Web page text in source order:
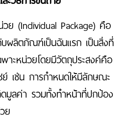
ย (Individual Package) คือ
ลิตภัณฑ์เป็นฉันแรก เป็นสิ่งที่
าะหน่วยโดยมีวัตถุประสงค์คือ
เช่น การกำหนดให้มีลักษณะ
ดมูลค่า รวมทั้งทำหน้าที่ปกป้อง
ย